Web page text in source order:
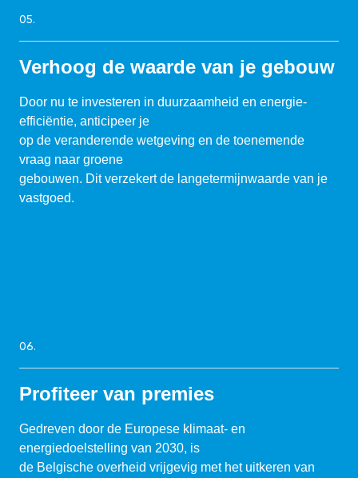
05.
Verhoog de waarde van je gebouw
Door nu te investeren in duurzaamheid en energie-
efficiëntie, anticipeer je
op de veranderende wetgeving en de toenemende
vraag naar groene
gebouwen. Dit verzekert de langetermijnwaarde van je
vastgoed.
06.
Profiteer van premies
Gedreven door de Europese klimaat- en
energiedoelstelling van 2030, is
de Belgische overheid vrijgevig met het uitkeren van